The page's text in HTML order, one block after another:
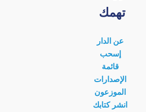
تهمك
عن الدار
إسحب
قائمة
الإصدارات
الموزعون
انشر كتابك